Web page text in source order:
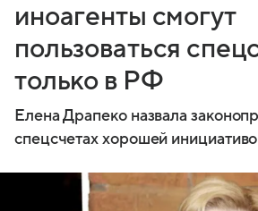
иноагенты смогут
пользоваться
только в РФ
Елена Драпеко назвала
спецсчетах хорошей